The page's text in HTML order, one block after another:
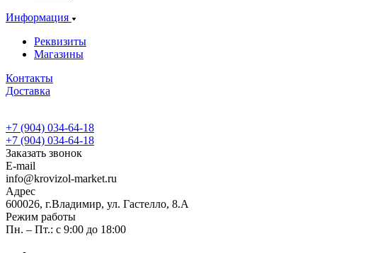
Информация
Реквизиты
Магазины
Контакты
Доставка
+7 (904) 034-64-18
+7 (904) 034-64-18
Заказать звонок
E-mail
info@krovizol-market.ru
Адрес
600026, г.Владимир, ул. Гастелло, 8.А
Режим работы
Пн. – Пт.: с 9:00 до 18:00